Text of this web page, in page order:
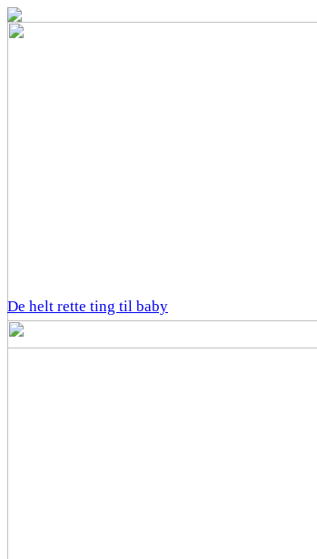
De helt rette ting til baby